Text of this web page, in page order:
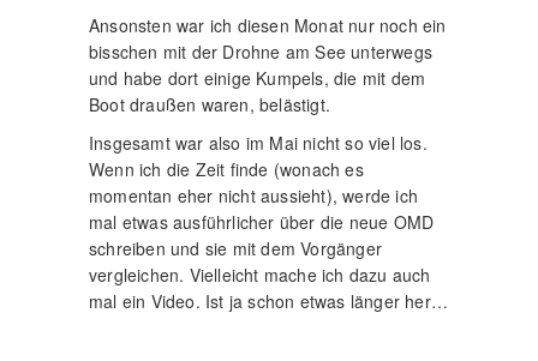
Ansonsten war ich diesen Monat nur noch ein
bisschen mit der Drohne am See unterwegs
und habe dort einige Kumpels, die mit dem
Boot draußen waren, belästigt.
Insgesamt war also im Mai nicht so viel los.
Wenn ich die Zeit finde (wonach es
momentan eher nicht aussieht), werde ich
mal etwas ausführlicher über die neue OMD
schreiben und sie mit dem Vorgänger
vergleichen. Vielleicht mache ich dazu auch
mal ein Video. Ist ja schon etwas länger her…